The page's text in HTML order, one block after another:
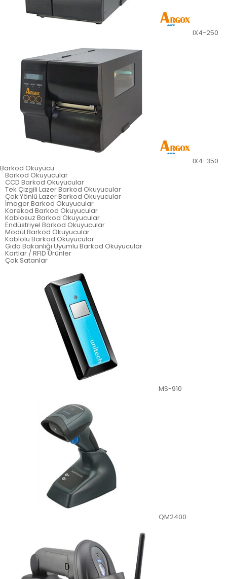
IX4-250
IX4-350
Barkod Okuyucu
Barkod Okuyucular
CCD Barkod Okuyucular
Tek Çizgili Lazer Barkod Okuyucular
Çok Yönlü Lazer Barkod Okuyucular
İmager Barkod Okuyucular
Karekod Barkod Okuyucular
Kablosuz Barkod Okuyucular
Endüstriyel Barkod Okuyucular
Modül Barkod Okuyucular
Kablolu Barkod Okuyucular
Gıda Bakanlığı Uyumlu Barkod Okuyucular
Kartlar / RFID Ürünler
Çok Satanlar
MS-910
QM2400